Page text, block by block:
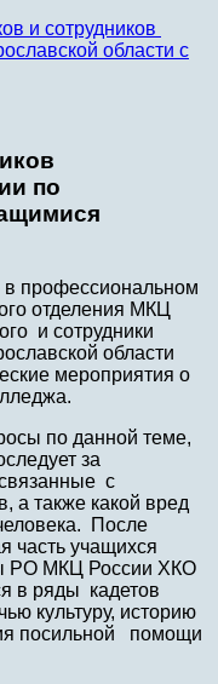
и сотрудников
области с
по
профессиональном
отделения МКЦ
и сотрудники
области
мероприятия о
по данной теме,
за
с
а также какой вред
После
часть учащихся
РО МКЦ России ХКО
в ряды кадетов
культуру, историю
посильной помощи